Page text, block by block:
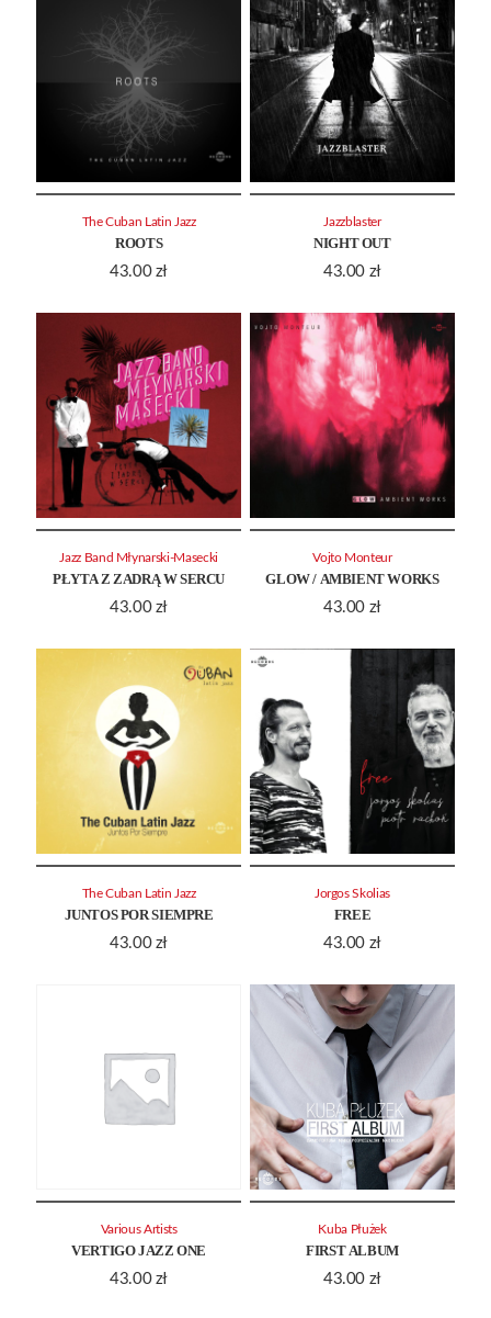
ROOTS
43.00 zł
The Cuban Latin Jazz
NIGHT OUT
43.00 zł
Jazzblaster
PŁYTA Z ZADRĄ W SERCU
43.00 zł
Jazz Band Młynarski-Masecki
GLOW / AMBIENT WORKS
43.00 zł
Vojto Monteur
JUNTOS POR SIEMPRE
43.00 zł
The Cuban Latin Jazz
FREE
43.00 zł
Jorgos Skolias
VERTIGO JAZZ ONE
43.00 zł
Various Artists
FIRST ALBUM
43.00 zł
Kuba Płużek